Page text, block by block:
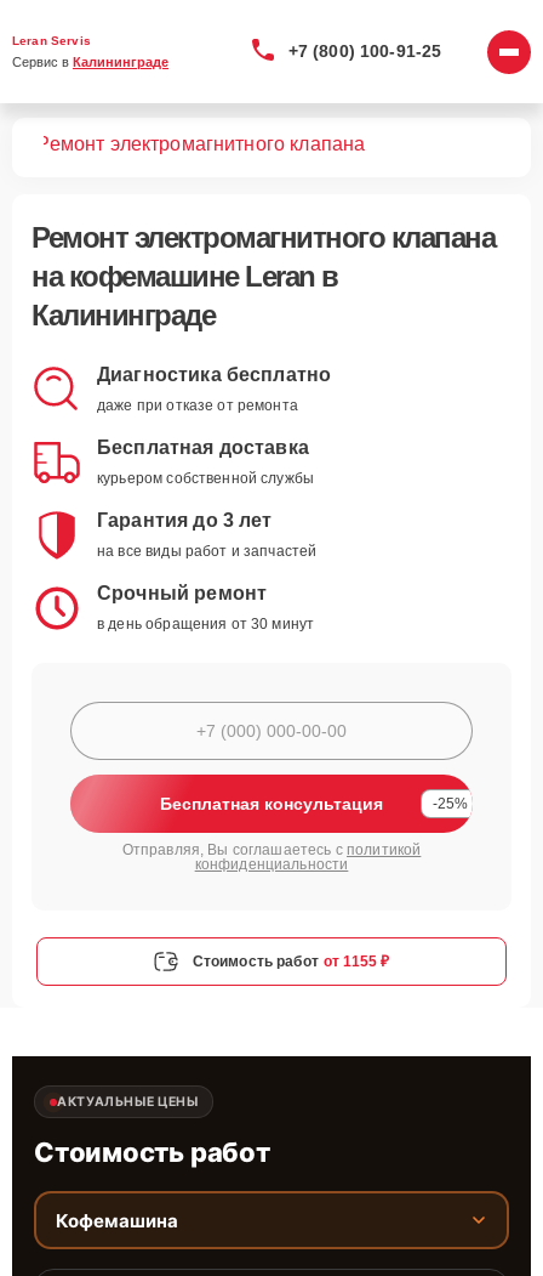
Leran Servis
Сервис в Калининграде
+7 (800) 100-91-25
Ремонт электромагнитного клапана
Ремонт электромагнитного клапана
на кофемашине Leran в
Калининграде
Диагностика бесплатно
даже при отказе от ремонта
Бесплатная доставка
курьером собственной службы
Гарантия до 3 лет
на все виды работ и запчастей
Срочный ремонт
в день обращения от 30 минут
Бесплатная консультация -25%
Отправляя, Вы соглашаетесь с политикой
конфиденциальности
Стоимость работ от 1155 ₽
АКТУАЛЬНЫЕ ЦЕНЫ
Стоимость работ
Кофемашина